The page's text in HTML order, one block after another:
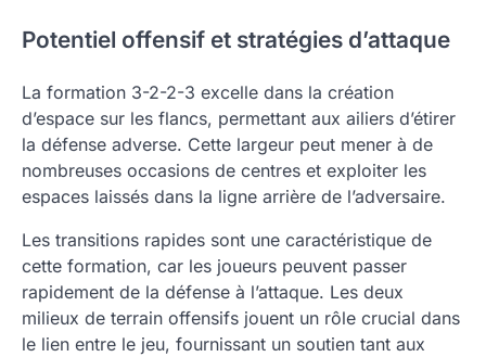
Potentiel offensif et stratégies d’attaque
La formation 3-2-2-3 excelle dans la création
d’espace sur les flancs, permettant aux ailiers d’étirer
la défense adverse. Cette largeur peut mener à de
nombreuses occasions de centres et exploiter les
espaces laissés dans la ligne arrière de l’adversaire.
Les transitions rapides sont une caractéristique de
cette formation, car les joueurs peuvent passer
rapidement de la défense à l’attaque. Les deux
milieux de terrain offensifs jouent un rôle crucial dans
le lien entre le jeu, fournissant un soutien tant aux